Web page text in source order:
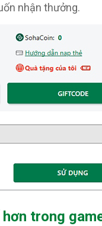
nhận thưởng.
trong